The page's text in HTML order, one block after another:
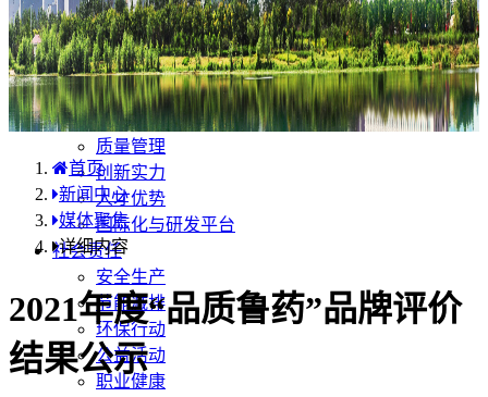
产品服务
产品中心
国内分布
学术合规
企业优势
质量管理
创新实力
人才优势
国际化与研发平台
社会责任
安全生产
节能减排
环保行动
公益活动
职业健康
首页
新闻中心
媒体聚焦
详细内容
2021年度“品质鲁药”品牌评价
结果公示